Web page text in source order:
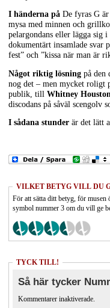
I händerna på De fyras G
mysa med minnen och
pelargondans eller lägga sig
dokumentärt insamlade svar
fest” och ”kissa när man är
Något riktig lösning på den
nog det – men mycket roligt
publik, till Whitney
discodans på såväl scengolv
I sådana stunder är det lätt
VILKET BETYG VILL DU
För att sätta ditt betyg, för musen
symbol nummer 3 om du vill ge
TYCK TILL!
Så här tycker
Kommentarer inaktiverade.